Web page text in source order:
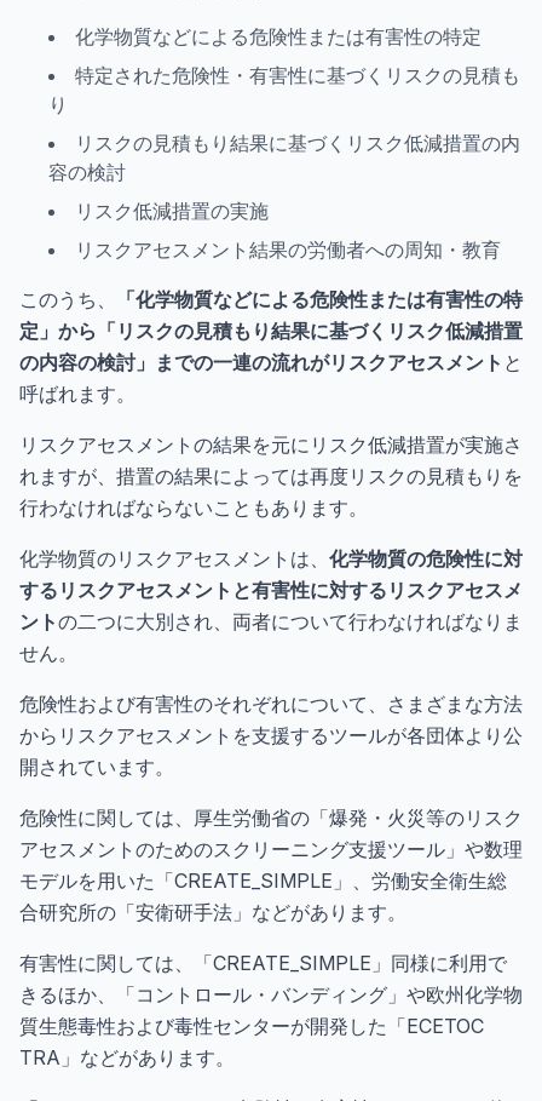
化学物質などによる危険性または有害性の特定
特定された危険性・有害性に基づくリスクの見積も
り
リスクの見積もり結果に基づくリスク低減措置の内
容の検討
リスク低減措置の実施
リスクアセスメント結果の労働者への周知・教育
このうち、
「化学物質などによる危険性または有害性の特
定」から「リスクの見積もり結果に基づくリスク低減措置
の内容の検討」までの一連の流れがリスクアセスメント と
呼ばれます。
リスクアセスメントの結果を元にリスク低減措置が実施さ
れますが、措置の結果によっては再度リスクの見積もりを
行わなければならないこともあります。
化学物質のリスクアセスメントは、 化学物質の危険性に対
するリスクアセスメントと有害性に対するリスクアセスメ
ントの二つに大別され、両者について行わなければなりま
せん。
危険性および有害性のそれぞれについて、さまざまな方法
からリスクアセスメントを支援するツールが各団体より公
開されています。
危険性に関しては、厚生労働省の「爆発・火災等のリスク
アセスメントのためのスクリーニング支援ツール」や数理
モデルを用いた「CREATE_SIMPLE」、労働安全衛生総
合研究所の「安衛研手法」などがあります。
有害性に関しては、「CREATE_SIMPLE」同様に利用で
きるほか、「コントロール・バンディング」や欧州化学物
質生態毒性および毒性センターが開発した「ECETOC
TRA」などがあります。